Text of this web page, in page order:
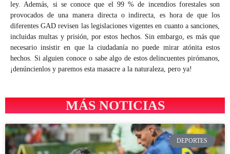
ley. Además, si se conoce que el 99 % de incendios forestales son
provocados de una manera directa o indirecta, es hora de que los
diferentes GAD revisen las legislaciones vigentes en cuanto a sanciones,
incluidas multas y prisión, por estos hechos. Sin embargo, es más que
necesario insistir en que la ciudadanía no puede mirar atónita estos
hechos. Si alguien conoce o sabe algo de estos delincuentes pirómanos,
¡denúncienlos y paremos esta masacre a la naturaleza, pero ya!
MÁS NOTICIAS
DEPORTES